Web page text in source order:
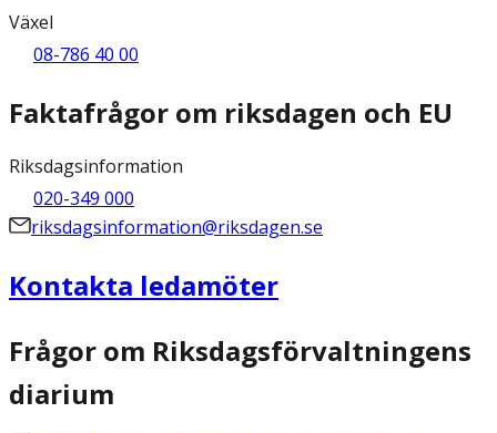
Växel
08-786 40 00
Faktafrågor om riksdagen och EU
Riksdagsinformation
020-349 000
riksdagsinformation@riksdagen.se
Kontakta ledamöter
Frågor om Riksdagsförvaltningens
diarium